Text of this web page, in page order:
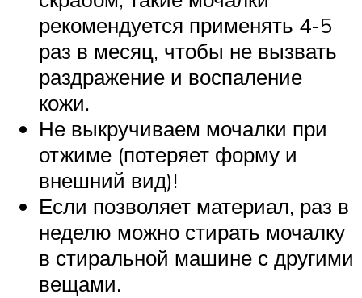
рекомендуется применять 4-5
раз в месяц, чтобы не вызвать
раздражение и воспаление
кожи.
Не выкручиваем мочалки при
отжиме (потеряет форму и
внешний вид)!
Если позволяет материал, раз в
неделю можно стирать мочалку
в стиральной машине с другими
вещами.